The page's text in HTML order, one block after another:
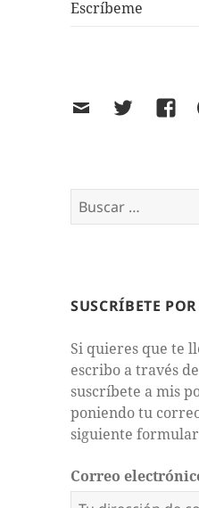
Escríbeme
EmailTwitter
Buscar:
SUSCRÍBETE
Si quieres que te
escribo a través
suscríbete a mis
poniendo tu
siguiente
Correo